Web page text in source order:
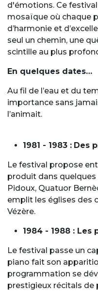
d'émotions. Ce
mosaïque où chaque
d’harmonie et
seul un chemin, une
scintille au plus
En quelques dates…
Au fil de l’eau et du
importance sans
l’animait.
1981 - 1983 : Des
Le festival propose
produit dans quelques
Pidoux, Quatuor
emplit les églises des
Vézère.
1984 - 1988 :
Le festival passe un
piano fait son
programmation se
prestigieux récitals de